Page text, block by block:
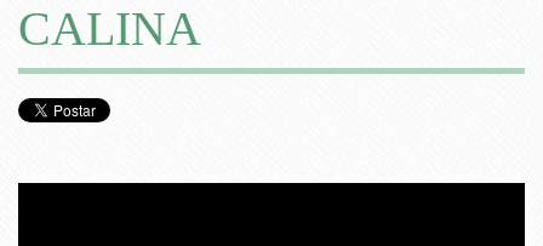
CALINA